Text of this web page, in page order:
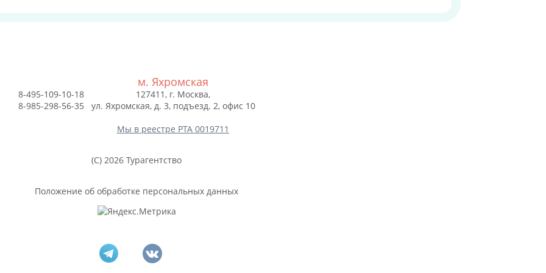
8-495-109-10-18
8-985-298-56-35
м. Яхромская
127411, г. Москва,
ул. Яхромская, д. 3, подъезд. 2, офис 10
Мы в реестре РТА 0019711
(C) 2026 Турагентство
Положение об обработке персональных данных